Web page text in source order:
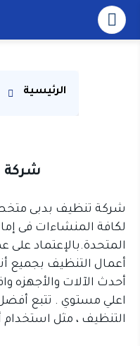
الرئيسية
شركة
شركة تنظيف بدبى
لكافة المنشاءات فى
المتحدة.بالإعتماد على
أعمال التنظيف بجميع
أحدث الآلات والأجهزه
اعلي مستوي . تتبع
التنظيف ، مثل استخدام